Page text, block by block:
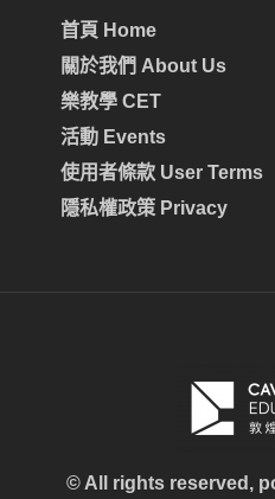
首頁 Home
關於我們 About Us
樂教學 CET
活動 Events
使用者條款 User Terms
隱私權政策 Privacy
© All rights reserved,